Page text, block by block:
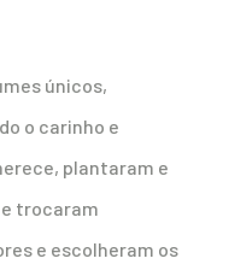
únicos,
o carinho e
plantaram e
trocaram
e escolheram os